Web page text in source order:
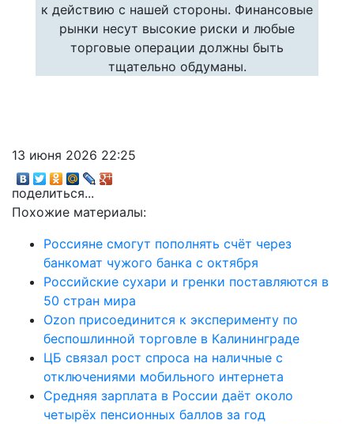
к действию с нашей стороны. Финансовые
рынки несут высокие риски и любые
торговые операции должны быть
тщательно обдуманы.
13 июня 2026 22:25
поделиться...
Похожие материалы:
Россияне смогут пополнять счёт через
банкомат чужого банка с октября
Российские сухари и гренки поставляются в
50 стран мира
Ozon присоединится к эксперименту по
беспошлинной торговле в Калининграде
ЦБ связал рост спроса на наличные с
отключениями мобильного интернета
Средняя зарплата в России даёт около
четырёх пенсионных баллов за год